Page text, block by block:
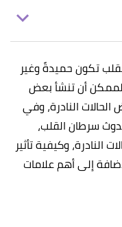
تكون حميدةً وغير
أن تنشأ بعض
النادرة، وفي
سرطان القلب،
النادرة، وكيفية تأثير
إلى أهم علامات